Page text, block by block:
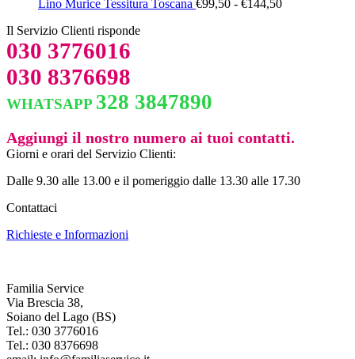
originale
€158,00.
attuale
€148,00.
Lino Murice Tessitura Toscana €99,50 - €144,50Fascia
Il Servizio Clienti risponde
030 3776016
030 8376698
WHATSAPP 328 3847890
Aggiungi il nostro numero ai tuoi contatti.
Giorni e orari del Servizio Clienti:
Dalle 9.30 alle 13.00 e il pomeriggio dalle 13.30 alle 17.30
Contattaci
Richieste e Informazioni
Familia Service
Via Brescia 38,
Soiano del Lago (BS)
Tel.: 030 3776016
Tel.: 030 8376698